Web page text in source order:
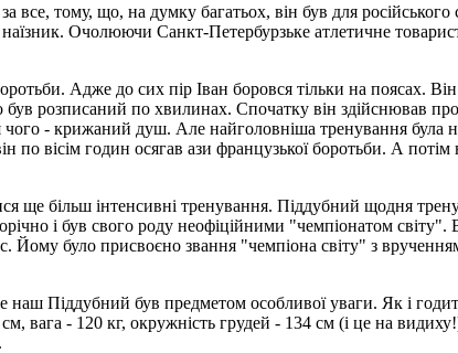
все, тому, що, на думку багатьох, він був для
Очолюючи Санкт-Петербурзьке атлетичне
Адже до сих пір Іван боровся тільки на поясах.
розписаний по хвилинах. Спочатку він здійснював
- крижаний душ. Але найголовніша тренування була
вісім годин осягав ази французької боротьби. А потім
ще більш інтенсивні тренування. Піддубний щодня
і був свого роду неофіційними "чемпіонатом світу".
було присвоєно звання "чемпіона світу" з
Піддубний був предметом особливої уваги. Як і
вага - 120 кг, окружність грудей - 134 см (і це на